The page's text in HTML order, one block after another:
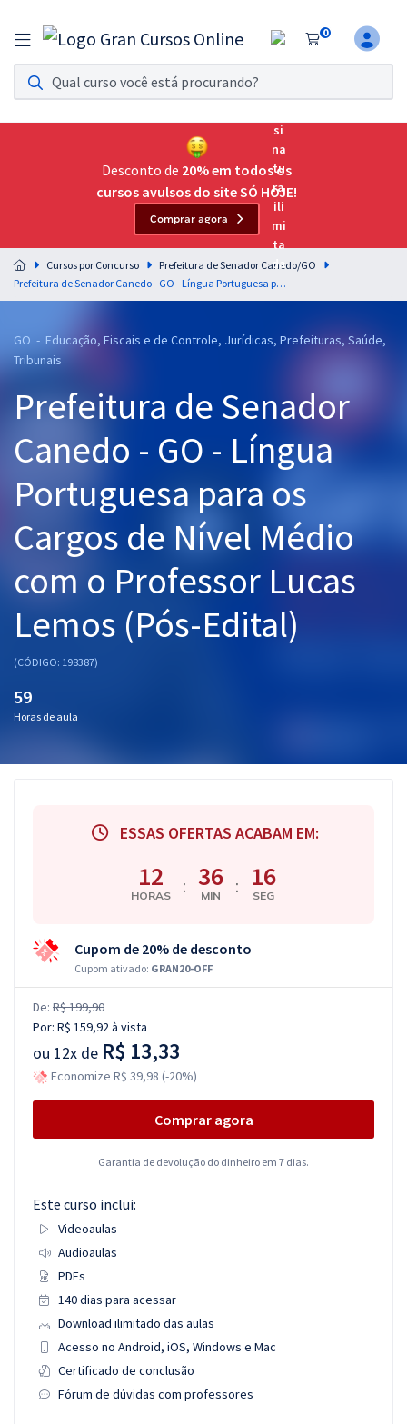
0
Assinatura Ilimitada 11
Acesso a todos os cursos. Teste grátis por 7 dias!
Assinatura OAB Até Passar
Acesso ilimitado a toda preparação para o Exame da
Residências Multiprofissionais
Preparação completa e intensiva para as principais
residências em saúde do Brasil
Assinatura Ilimitada
Graduação
OAB
Mentorias
Questões grátis
Conteúdo gratuito
Blog
Aprovados
Desconto de 20% em todos os
cursos avulsos do site SÓ HOJE!
Comprar agora
Cursos por Concurso
Prefeitura de Senador Canedo/GO
Prefeitura de Senador Canedo - GO - Língua Portuguesa para os Cargos de Nível Médio com o Professor Lucas Lemos (Pós-Edital)
GO - Educação, Fiscais e de Controle, Jurídicas, Prefeituras, Saúde,
Tribunais
Prefeitura de Senador
Canedo - GO - Língua
Portuguesa para os
Cargos de Nível Médio
com o Professor Lucas
Lemos (Pós-Edital)
(CÓDIGO: 198387)
59
Horas de aula
ESSAS OFERTAS ACABAM EM:
12
HORAS : 36
MIN : 15
SEG
Cupom de 20% de desconto
Cupom ativado: GRAN20-OFF
De: R$ 199,90
Por: R$ 159,92à vista
ou 12x de R$ 13,33
Economize R$ 39,98 (-20%)
Comprar agora
Garantia de devolução do dinheiro em 7 dias.
Este curso inclui:
Videoaulas
Audioaulas
PDFs
140 dias para acessar
Download ilimitado das aulas
Acesso no Android, iOS, Windows e Mac
Certificado de conclusão
Fórum de dúvidas com professores